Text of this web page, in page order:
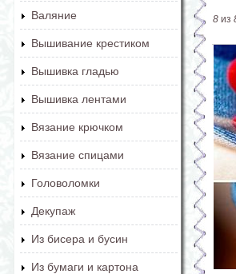
Валяние
Вышивание крестиком
Вышивка гладью
Вышивка лентами
Вязание крючком
Вязание спицами
Головоломки
Декупаж
Из бисера и бусин
Из бумаги и картона
8 из